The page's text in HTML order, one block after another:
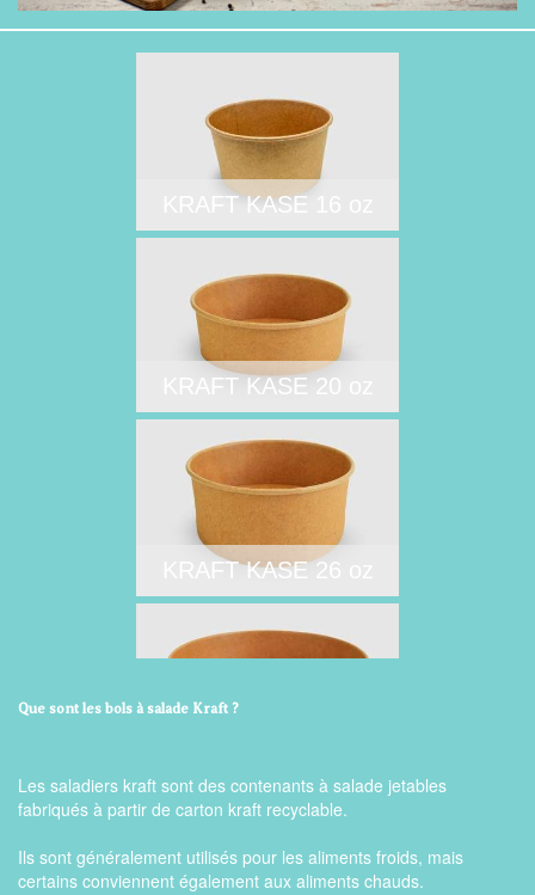
KRAFT KASE 16 oz
KRAFT KASE 20 oz
KRAFT KASE 26 oz
Que sont les bols à salade Kraft ?
Les saladiers kraft sont des contenants à salade jetables
fabriqués à partir de carton kraft recyclable.
Ils sont généralement utilisés pour les aliments froids, mais
certains conviennent également aux aliments chauds.